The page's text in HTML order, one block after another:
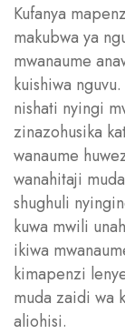
Kufanya
makubwa ya
mwanaume
kuishiwa
nishati nyingi
zinazohusika
wanaume
wanahitaji
shughuli
kuwa mwili
ikiwa
kimapenzi
muda zaidi wa
aliohisi.